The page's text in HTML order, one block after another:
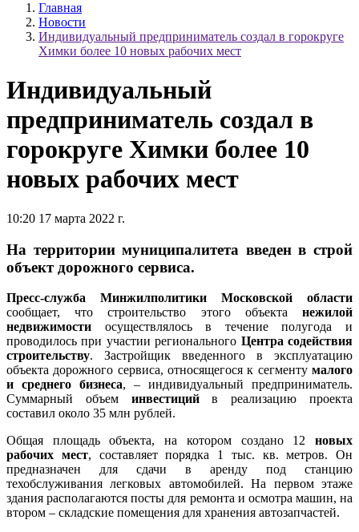
Главная
Новости
Индивидуальный предприниматель создал в горокруге
Химки более 10 новых рабочих мест
Индивидуальный
предприниматель создал в
горокруге Химки более 10
новых рабочих мест
10:20 17 марта 2022 г.
На территории муниципалитета введен в строй
объект дорожного сервиса.
Пресс-служба Минжилполитики Московской области
сообщает, что строительство этого объекта нежилой
недвижимости осуществлялось в течение полугода и
проводилось при участии регионального Центра содействия
строительству. Застройщик введенного в эксплуатацию
объекта дорожного сервиса, относящегося к сегменту малого
и среднего бизнеса, – индивидуальный предприниматель.
Суммарный объем инвестицийв реализацию проекта
составил около 35 млн рублей.
Общая площадь объекта, на котором создано 12 новых
рабочих мест, составляет порядка 1 тыс. кв. метров. Он
предназначен для сдачи в аренду под станцию
техобслуживания легковых автомобилей. На первом этаже
здания располагаются посты для ремонта и осмотра машин, на
втором – складские помещения для хранения автозапчастей.